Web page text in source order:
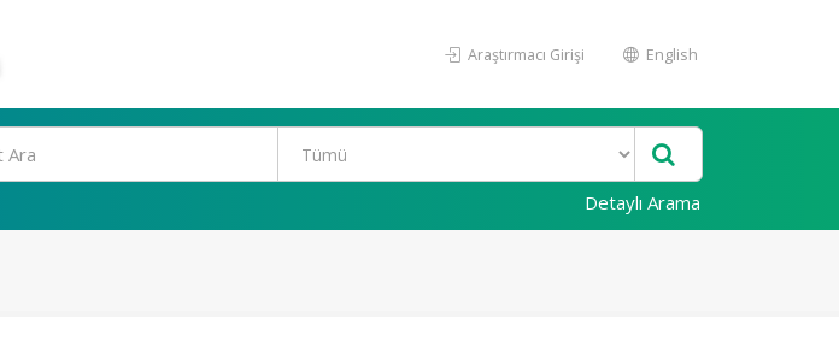
Araştırmacı Girişi English
Detaylı Arama